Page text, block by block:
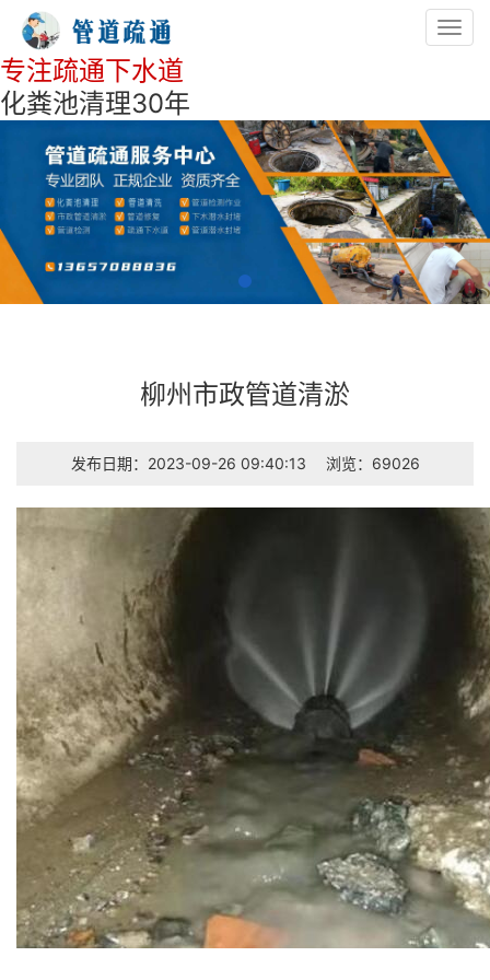
专注疏通下水道
化粪池清理30年
柳州市政管道清淤
发布日期：2023-09-26 09:40:13 浏览：69026